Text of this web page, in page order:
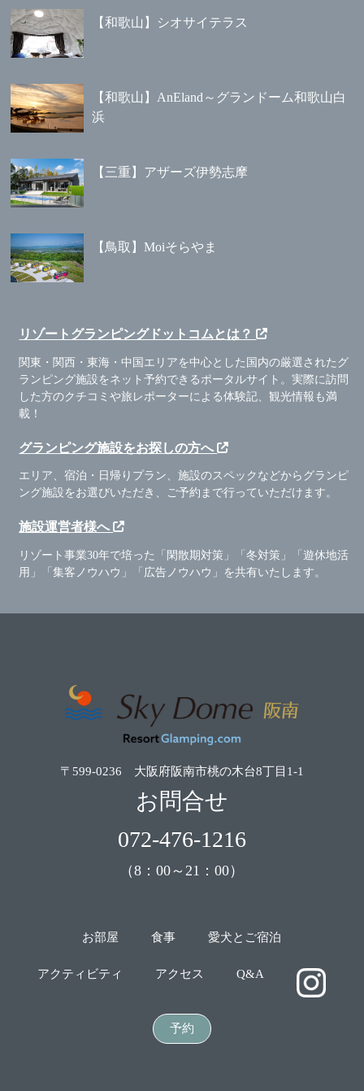
【和歌山】シオサイテラス
【和歌山】AnEland～グランドーム和歌山白
浜
【三重】アザーズ伊勢志摩
【鳥取】Moiそらやま
リゾートグランピングドットコムとは？
関東・関西・東海・中国エリアを中心とした国内の厳選されたグ
ランピング施設をネット予約できるポータルサイト。実際に訪問
した方のクチコミや旅レポーターによる体験記、観光情報も満
載！
グランピング施設をお探しの方へ
エリア、宿泊・日帰りプラン、施設のスペックなどからグランピ
ング施設をお選びいただき、ご予約まで行っていただけます。
施設運営者様へ
リゾート事業30年で培った「閑散期対策」「冬対策」「遊休地活
用」「集客ノウハウ」「広告ノウハウ」を共有いたします。
〒599-0236 大阪府阪南市桃の木台8丁目1-1
お問合せ
072-476-1216
（8：00～21：00）
お部屋 食事 愛犬とご宿泊
アクティビティ アクセス Q&A
予約